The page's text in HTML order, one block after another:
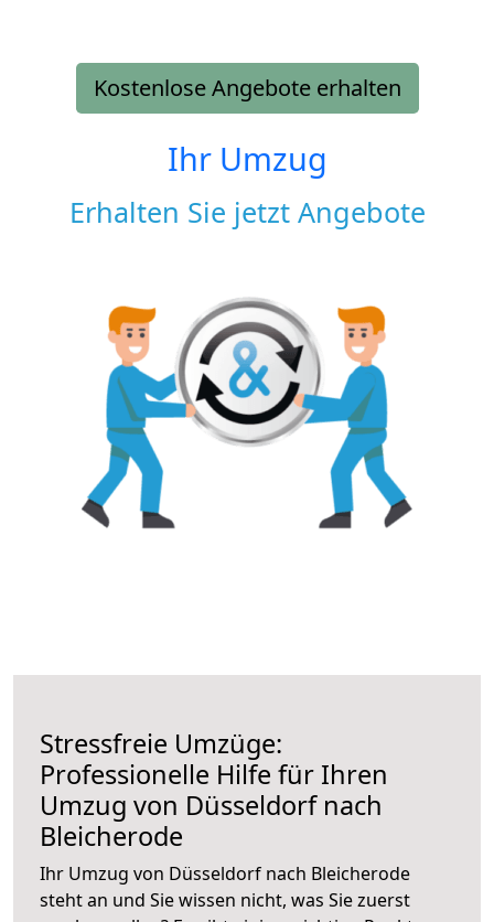
Kostenlose Angebote erhalten
Ihr Umzug
Erhalten Sie jetzt Angebote
Stressfreie Umzüge:
Professionelle Hilfe für Ihren
Umzug von Düsseldorf nach
Bleicherode
Ihr Umzug von Düsseldorf nach Bleicherode
steht an und Sie wissen nicht, was Sie zuerst